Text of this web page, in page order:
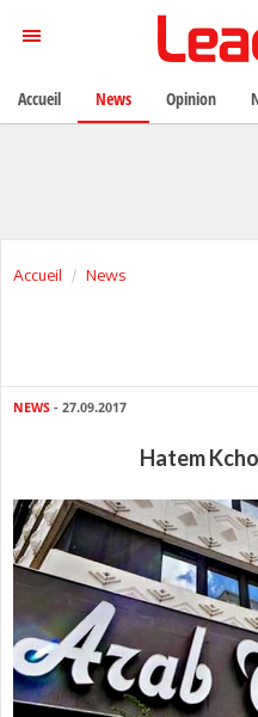
Accueil News
NEWS - 27.09.2017
Hatem
Accueil News Opinion